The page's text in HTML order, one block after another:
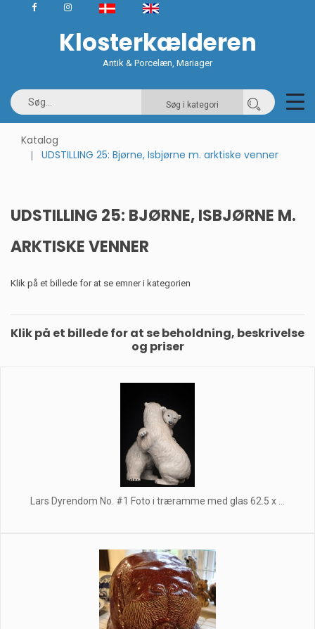
Klosterkælderen
Antik & Porcelæn, Mariager
Søg i kategori
Katalog
UDSTILLING 25: Bjørne, Isbjørne m. arktiske venner
UDSTILLING 25: BJØRNE, ISBJØRNE M.
ARKTISKE VENNER
Klik på et billede for at se emner i kategorien
Klik på et billede for at se beholdning, beskrivelse
og priser
Lars Dyrendom No. #1 Foto i træramme med glas 62.5 x ...